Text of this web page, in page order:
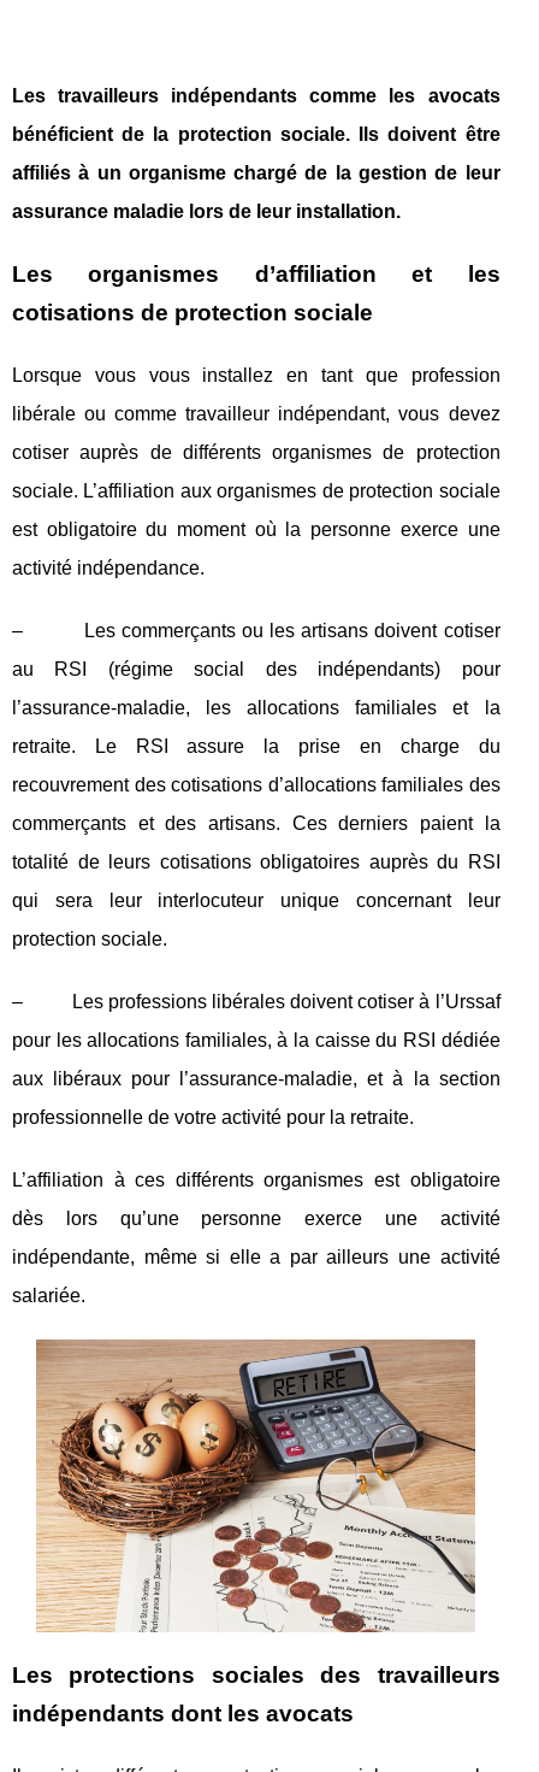
Les travailleurs indépendants comme les avocats
bénéficient de la protection sociale. Ils doivent être
affiliés à un organisme chargé de la gestion de leur
assurance maladie lors de leur installation.
Les organismes d’affiliation et les
cotisations de protection sociale
Lorsque vous vous installez en tant que profession
libérale ou comme travailleur indépendant, vous devez
cotiser auprès de différents organismes de protection
sociale. L’affiliation aux organismes de protection sociale
est obligatoire du moment où la personne exerce une
activité indépendance.
– Les commerçants ou les artisans doivent cotiser
au RSI (régime social des indépendants) pour
l’assurance-maladie, les allocations familiales et la
retraite. Le RSI assure la prise en charge du
recouvrement des cotisations d’allocations familiales des
commerçants et des artisans. Ces derniers paient la
totalité de leurs cotisations obligatoires auprès du RSI
qui sera leur interlocuteur unique concernant leur
protection sociale.
– Les professions libérales doivent cotiser à l’Urssaf
pour les allocations familiales, à la caisse du RSI dédiée
aux libéraux pour l’assurance-maladie, et à la section
professionnelle de votre activité pour la retraite.
L’affiliation à ces différents organismes est obligatoire
dès lors qu’une personne exerce une activité
indépendante, même si elle a par ailleurs une activité
salariée.
Les protections sociales des travailleurs
indépendants dont les avocats